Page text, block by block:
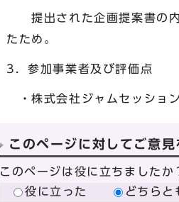
提出された企画提案書の内
たため。
3．参加事業者及び評価点
・株式会社ジャムセッショ
このページに対してご意
このページは役に立ちましたか
役に立った
どちらと